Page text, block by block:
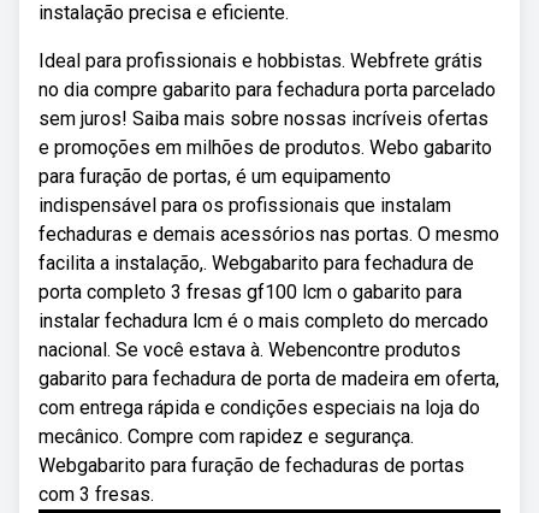
instalação precisa e eficiente.
Ideal para profissionais e hobbistas. Webfrete grátis
no dia compre gabarito para fechadura porta parcelado
sem juros! Saiba mais sobre nossas incríveis ofertas
e promoções em milhões de produtos. Webo gabarito
para furação de portas, é um equipamento
indispensável para os profissionais que instalam
fechaduras e demais acessórios nas portas. O mesmo
facilita a instalação,. Webgabarito para fechadura de
porta completo 3 fresas gf100 lcm o gabarito para
instalar fechadura lcm é o mais completo do mercado
nacional. Se você estava à. Webencontre produtos
gabarito para fechadura de porta de madeira em oferta,
com entrega rápida e condições especiais na loja do
mecânico. Compre com rapidez e segurança.
Webgabarito para furação de fechaduras de portas
com 3 fresas.